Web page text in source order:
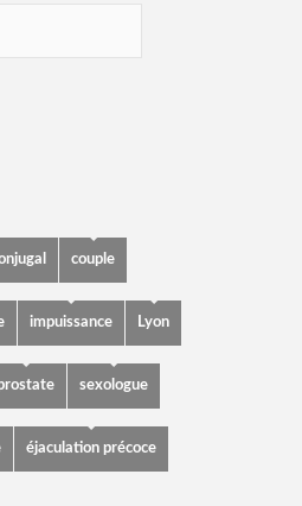
couple
impuissance Lyon
sexologue
éjaculation précoce